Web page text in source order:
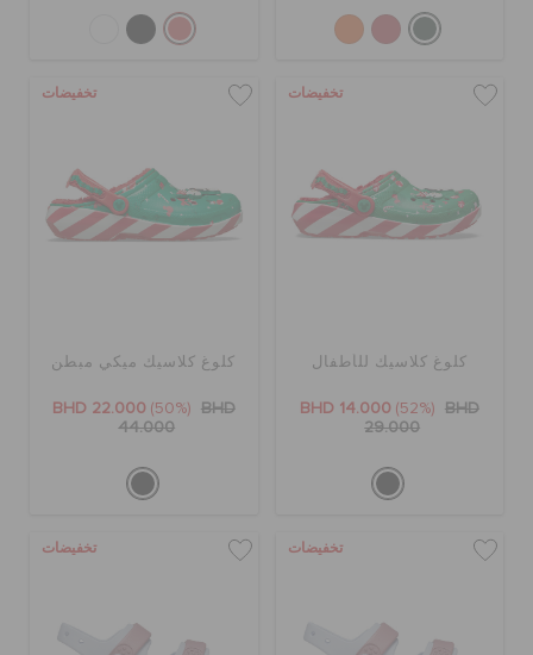
تخفيضات
كلوغ كلاسيك للأطفال
BHD 14.000 (52%)
BHD
29.000
تخفيضات
كلوغ كلاسيك ميكي مبطن
BHD 22.000 (50%)
BHD
44.000
تخفيضات تخفيضات